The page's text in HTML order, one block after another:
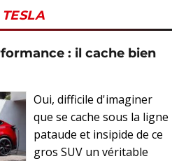
: il cache bien
Oui, difficile d'imaginer
que se cache sous la ligne
pataude et insipide de ce
gros SUV un véritable